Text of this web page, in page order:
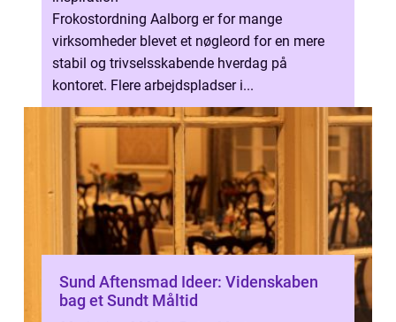
Frokostordning Aalborg er for mange
virksomheder blevet et nøgleord for en mere
stabil og trivselsskabende hverdag på
kontoret. Flere arbejdspladser i...
Sund Aftensmad Ideer: Videnskaben
bag et Sundt Måltid